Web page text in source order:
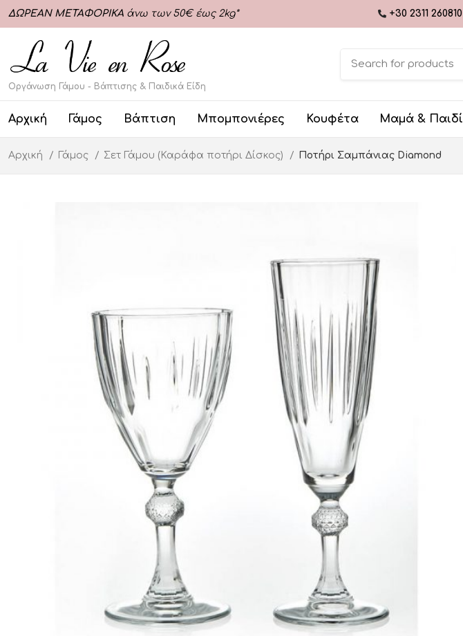
ΔΩΡΕΑΝ ΜΕΤΑΦΟΡΙΚΑ άνω των 50€ έως 2kg* +30 2311 260810
Οργάνωση Γάμου - Βάπτισης & Παιδικά Είδη
Αρχική Γάμος Βάπτιση Μπομπονιέρες Κουφέτα Μαμά & Παιδί
Αρχική Γάμος Σετ Γάμου (Καράφα ποτήρι Δίσκος) Ποτήρι Σαμπάνιας Diamond